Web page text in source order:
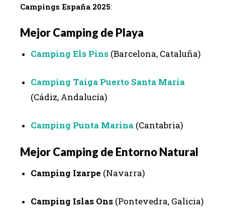
Campings España 2025:
Mejor Camping de Playa
Camping Els Pins (Barcelona, Cataluña)
Camping Taiga Puerto Santa María
(Cádiz, Andalucía)
Camping Punta Marina (Cantabria)
Mejor Camping de Entorno Natural
Camping Izarpe (Navarra)
Camping Islas Ons (Pontevedra, Galicia)